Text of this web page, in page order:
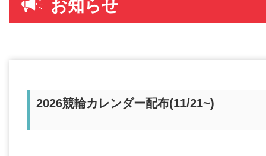
お知らせ
2026競輪カレンダー配布(11/21~)